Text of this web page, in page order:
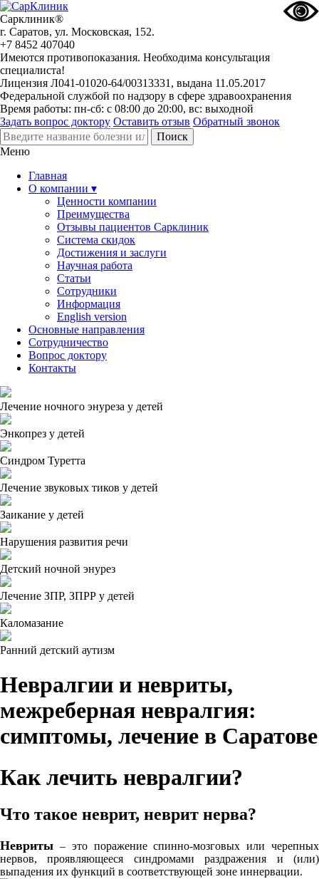
Сарклиник®
г. Саратов, ул. Московская, 152.
+7 8452 407040
Имеются противопоказания. Необходима консультация
специалиста!
Лицензия Л041-01020-64/00313331, выдана 11.05.2017
Федеральной службой по надзору в сфере здравоохранения
Время работы: пн-сб: с 08:00 до 20:00, вс: выходной
Задать вопрос доктору Оставить отзыв Обратный звонок
Меню
Главная
О компании ▾
Ценности компании
Преимущества
Отзывы пациентов Сарклиник
Система скидок
Достижения и заслуги
Научная работа
Статьи
Сотрудники
Информация
English version
Основные направления
Сотрудничество
Вопрос доктору
Контакты
Лечение ночного энуреза у детей
Энкопрез у детей
Синдром Туретта
Лечение звуковых тиков у детей
Заикание у детей
Нарушения развития речи
Детский ночной энурез
Лечение ЗПР, ЗПРР у детей
Каломазание
Ранний детский аутизм
Невралгии и невриты,
межреберная невралгия:
симптомы, лечение в Саратове
Как лечить невралгии?
Что такое неврит, неврит нерва?
Невриты – это поражение спинно-мозговых или черепных
нервов, проявляющееся синдромами раздражения и (или)
выпадения их функций в соответствующей зоне иннервации.